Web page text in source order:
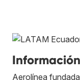
Aerolínea